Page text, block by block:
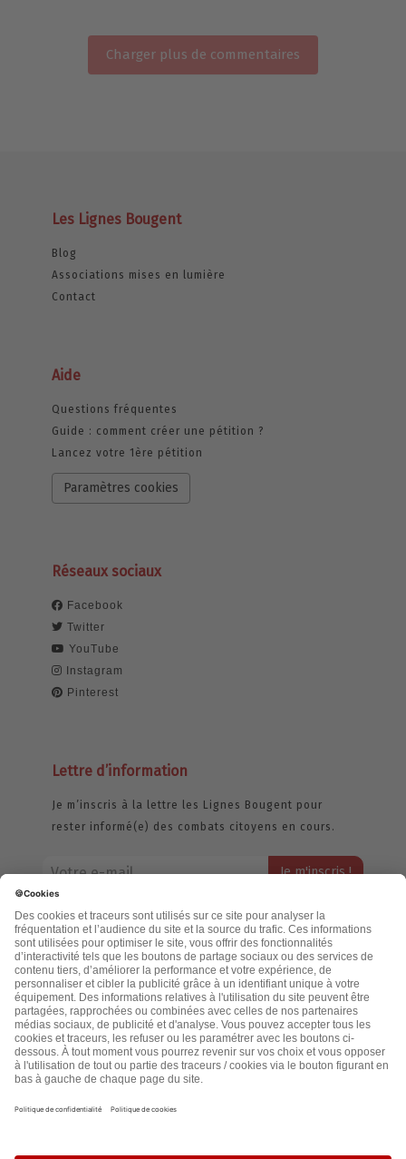
Charger plus de commentaires
Les Lignes Bougent
Blog
Associations mises en lumière
Contact
Aide
Questions fréquentes
Guide : comment créer une pétition ?
Lancez votre 1ère pétition
Paramètres cookies
Réseaux sociaux
Facebook
Twitter
YouTube
Instagram
Pinterest
Lettre d’information
Je m’inscris à la lettre les Lignes Bougent pour
rester informé(e) des combats citoyens en cours.
jamais échangée. Pour consulter notre politique de confidentialité,
cliquez ici.
Accueil
Politique de confidentialité
Cookies